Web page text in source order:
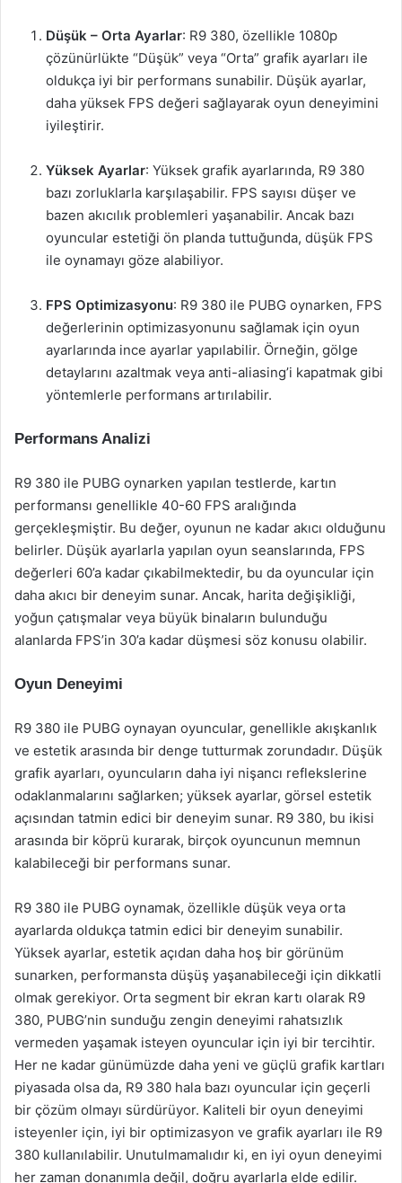
Düşük – Orta Ayarlar: R9 380, özellikle 1080p
çözünürlükte “Düşük” veya “Orta” grafik ayarları ile
oldukça iyi bir performans sunabilir. Düşük ayarlar,
daha yüksek FPS değeri sağlayarak oyun deneyimini
iyileştirir.
Yüksek Ayarlar: Yüksek grafik ayarlarında, R9 380
bazı zorluklarla karşılaşabilir. FPS sayısı düşer ve
bazen akıcılık problemleri yaşanabilir. Ancak bazı
oyuncular estetiği ön planda tuttuğunda, düşük FPS
ile oynamayı göze alabiliyor.
FPS Optimizasyonu: R9 380 ile PUBG oynarken, FPS
değerlerinin optimizasyonunu sağlamak için oyun
ayarlarında ince ayarlar yapılabilir. Örneğin, gölge
detaylarını azaltmak veya anti-aliasing’i kapatmak gibi
yöntemlerle performans artırılabilir.
Performans Analizi
R9 380 ile PUBG oynarken yapılan testlerde, kartın
performansı genellikle 40-60 FPS aralığında
gerçekleşmiştir. Bu değer, oyunun ne kadar akıcı olduğunu
belirler. Düşük ayarlarla yapılan oyun seanslarında, FPS
değerleri 60’a kadar çıkabilmektedir, bu da oyuncular için
daha akıcı bir deneyim sunar. Ancak, harita değişikliği,
yoğun çatışmalar veya büyük binaların bulunduğu
alanlarda FPS’in 30’a kadar düşmesi söz konusu olabilir.
Oyun Deneyimi
R9 380 ile PUBG oynayan oyuncular, genellikle akışkanlık
ve estetik arasında bir denge tutturmak zorundadır. Düşük
grafik ayarları, oyuncuların daha iyi nişancı reflekslerine
odaklanmalarını sağlarken; yüksek ayarlar, görsel estetik
açısından tatmin edici bir deneyim sunar. R9 380, bu ikisi
arasında bir köprü kurarak, birçok oyuncunun memnun
kalabileceği bir performans sunar.
R9 380 ile PUBG oynamak, özellikle düşük veya orta
ayarlarda oldukça tatmin edici bir deneyim sunabilir.
Yüksek ayarlar, estetik açıdan daha hoş bir görünüm
sunarken, performansta düşüş yaşanabileceği için dikkatli
olmak gerekiyor. Orta segment bir ekran kartı olarak R9
380, PUBG’nin sunduğu zengin deneyimi rahatsızlık
vermeden yaşamak isteyen oyuncular için iyi bir tercihtir.
Her ne kadar günümüzde daha yeni ve güçlü grafik kartları
piyasada olsa da, R9 380 hala bazı oyuncular için geçerli
bir çözüm olmayı sürdürüyor. Kaliteli bir oyun deneyimi
isteyenler için, iyi bir optimizasyon ve grafik ayarları ile R9
380 kullanılabilir. Unutulmamalıdır ki, en iyi oyun deneyimi
her zaman donanımla değil, doğru ayarlarla elde edilir.